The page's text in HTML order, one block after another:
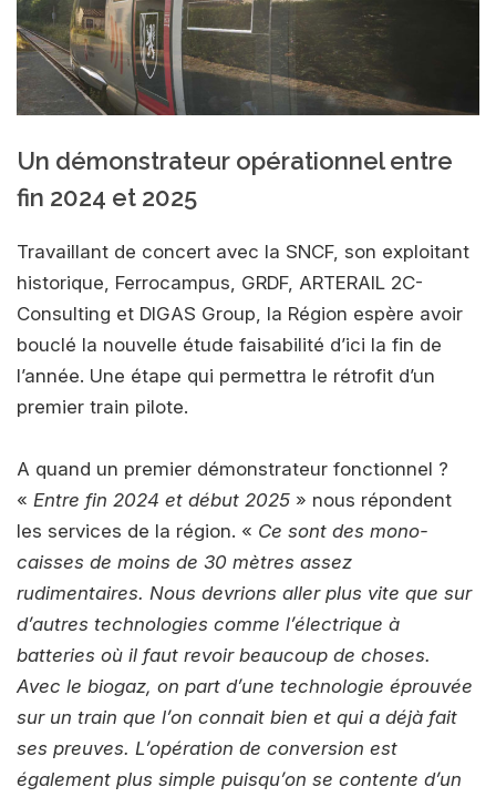
Un démonstrateur opérationnel entre
fin 2024 et 2025
Travaillant de concert avec la SNCF, son exploitant
historique, Ferrocampus, GRDF, ARTERAIL 2C-
Consulting et DIGAS Group, la Région espère avoir
bouclé la nouvelle étude faisabilité d’ici la fin de
l’année. Une étape qui permettra le rétrofit d’un
premier train pilote.
A quand un premier démonstrateur fonctionnel ?
« Entre fin 2024 et début 2025 » nous répondent
les services de la région. « Ce sont des mono-
caisses de moins de 30 mètres assez
rudimentaires. Nous devrions aller plus vite que sur
d’autres technologies comme l’électrique à
batteries où il faut revoir beaucoup de choses.
Avec le biogaz, on part d’une technologie éprouvée
sur un train que l’on connait bien et qui a déjà fait
ses preuves. L’opération de conversion est
également plus simple puisqu’on se contente d’un